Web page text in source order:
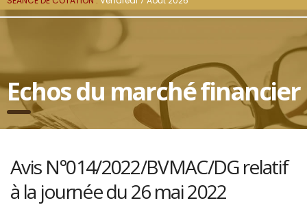
Echos du marché financier
Avis N°014/2022/BVMAC/DG relatif
à la journée du 26 mai 2022